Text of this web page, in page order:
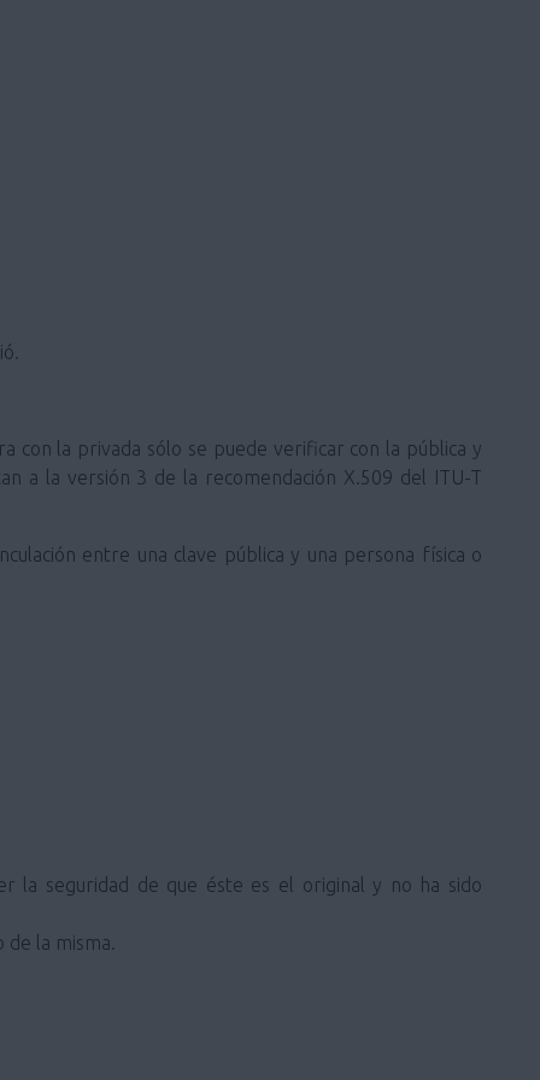
con la privada sólo se puede verificar con la pública y
a la versión 3 de la recomendación X.509 del ITU-T
entre una clave pública y una persona física o
la seguridad de que éste es el original y no ha sido
la misma.